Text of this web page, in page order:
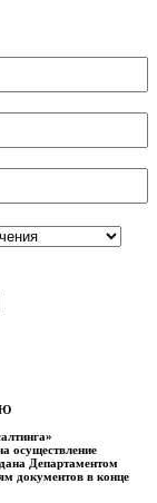
осуществление
Департаментом
документов в конце